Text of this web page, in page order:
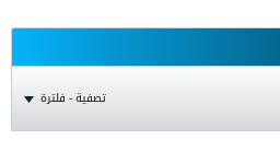
تصفية - فلترة